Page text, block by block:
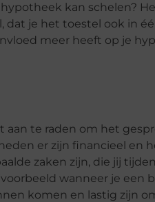
kan schelen?
dat je het toestel ook in
meer heeft op je
te raden om het
er zijn financieel en
zaken zijn, die jij
wanneer je een
komen en lastig zijn